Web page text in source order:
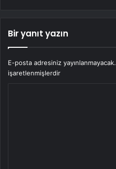
Bir yanıt yazın
E-posta adresiniz yayınlanmayacak.
işaretlenmişlerdir